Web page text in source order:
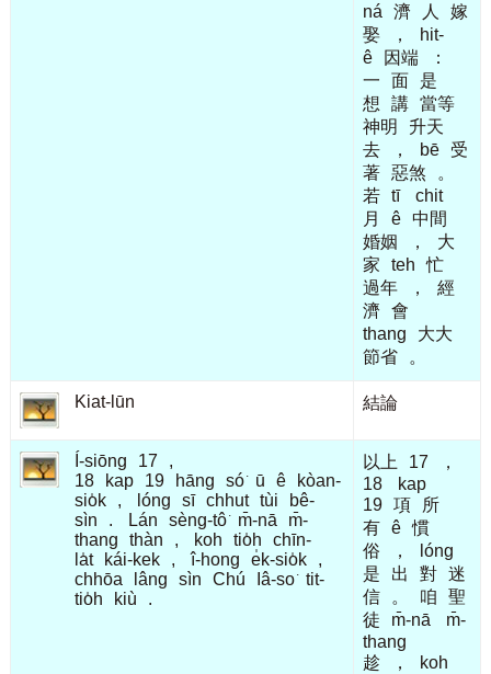
ná
濟 人
嫁
娶
，
hit-
ê
因端
：
一
面
是
想
講 當等
神明
升天
去
， bē
受
著 惡煞
。
若 tī
chit
月
ê 中間
婚姻
，
大
家
teh
忙
過年
，
經
濟 會
thang
大大
節省
。
Kiat-lūn 結論
Í-siōng 17
,
18
kap 19 hāng só͘ ū ê
kòan-
sio̍k
, lóng sī chhut tùi
bê-
sìn
. Lán sèng-tô͘ m̄-nā
m̄-
thang
thàn , koh tio̍h
chīn-
la̍t
kái-kek , î-hong e̍k-sio̍k
,
chhōa
lâng sìn Chú Iâ-so͘ tit-
tio̍h
kiù .
以上 17
，
18
kap
19 項
所
有 ê 慣
俗
，
lóng
是
出 對 迷
信
。 咱
聖
徒
m̄-nā
m̄-
thang
趁
，
koh